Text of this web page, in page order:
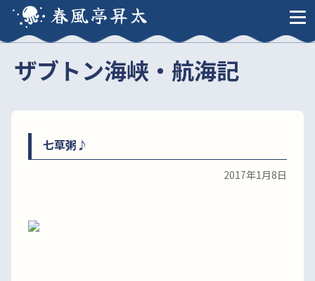
春風亭昇太
ザブトン海峡・航海記
七草粥♪
2017年1月8日